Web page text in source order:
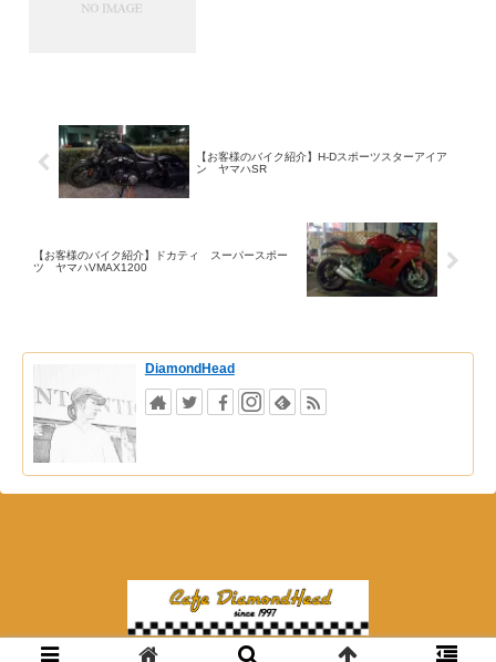
【お客様のバイク紹介】H-Dスポーツスターアイア
ン ヤマハSR
【お客様のバイク紹介】ドカティ スーパースポー
ツ ヤマハVMAX1200
DiamondHead